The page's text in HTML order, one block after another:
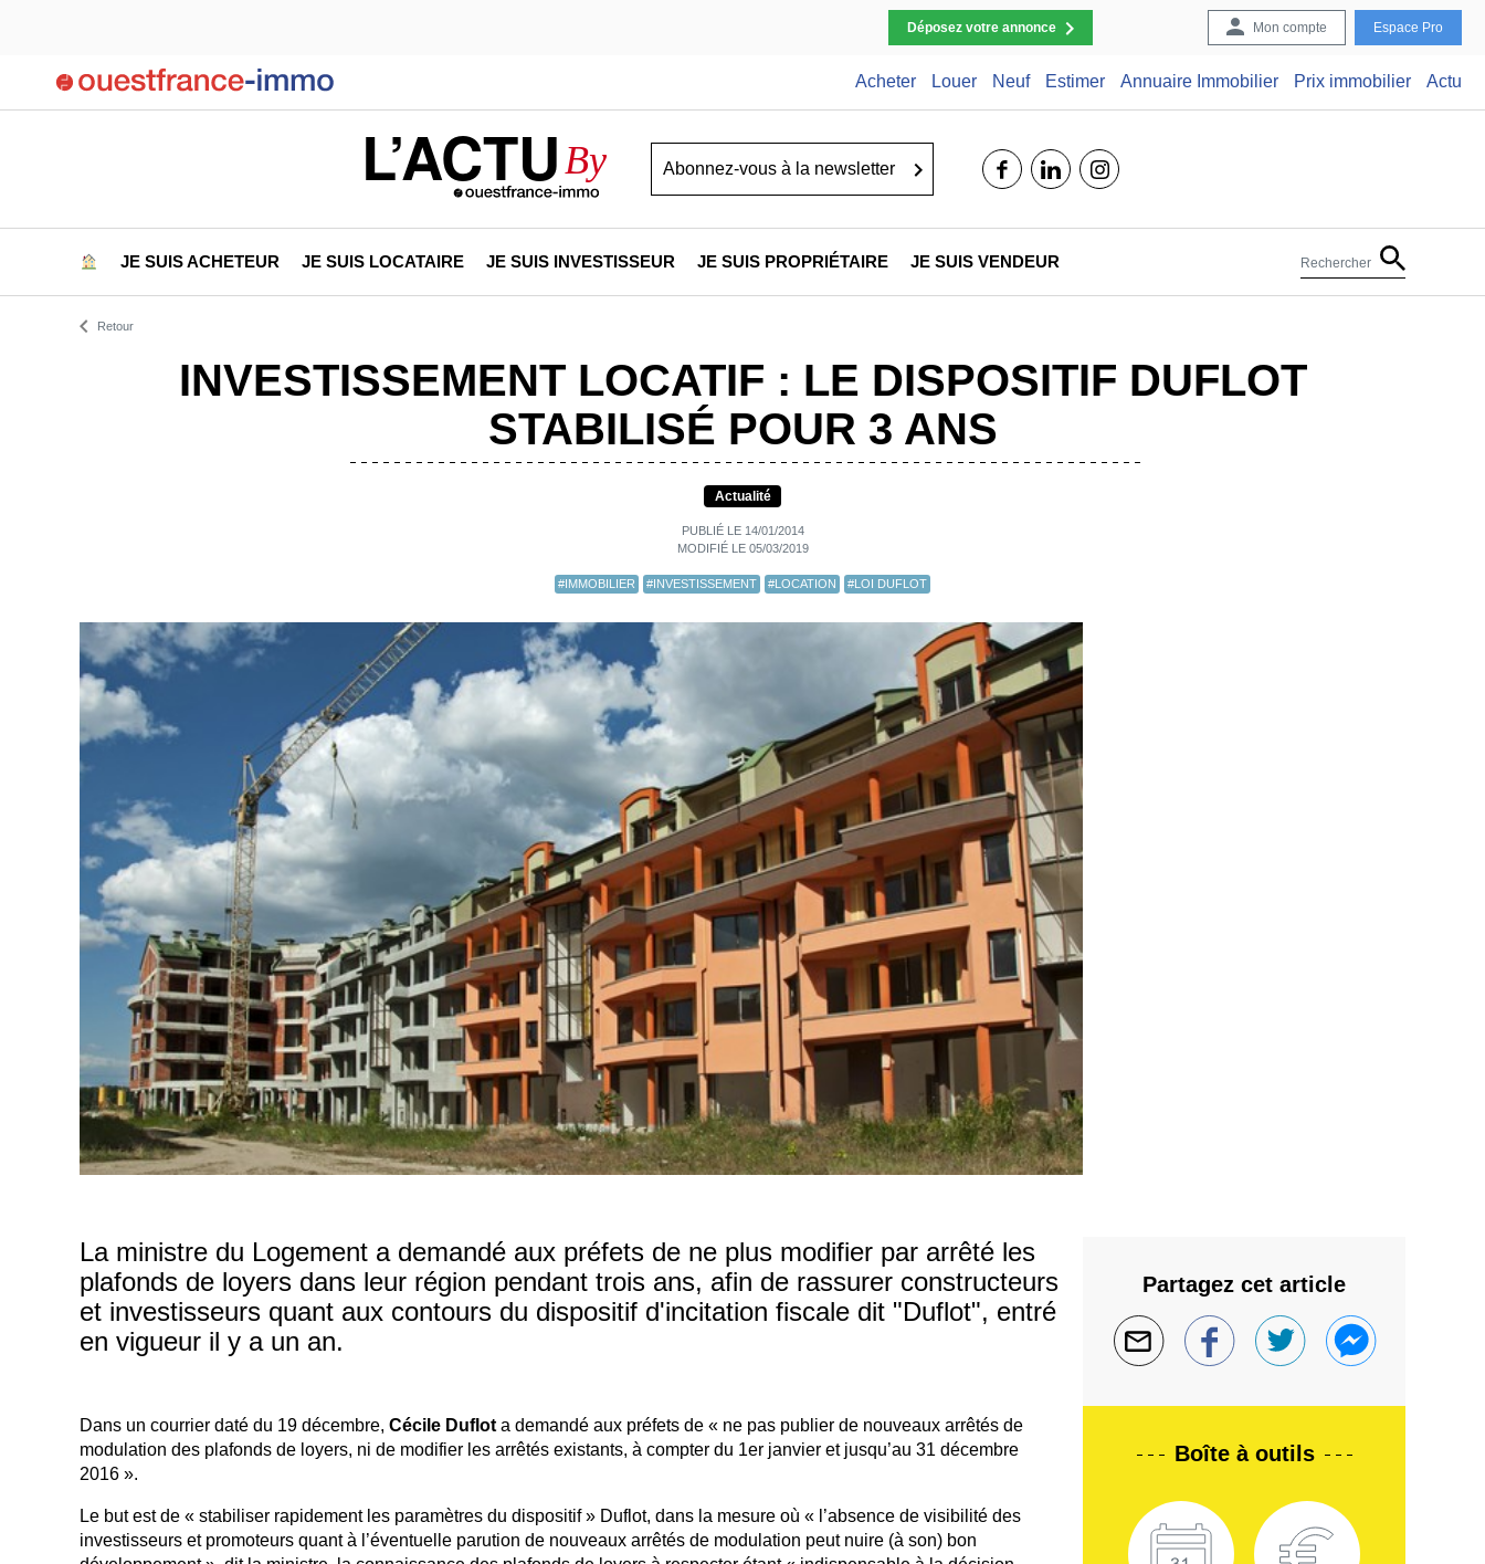
Déposez votre annonce Mon compte Espace Pro
Acheter Louer Neuf Estimer Annuaire Immobilier Prix immobilier Actu
L’ACTU By facebooklinkedin
JE SUIS ACHETEUR JE SUIS LOCATAIRE JE SUIS INVESTISSEUR JE SUIS PROPRIÉTAIRE JE SUIS VENDEUR Rechercher
Retour
INVESTISSEMENT LOCATIF : LE DISPOSITIF DUFLOT
STABILISÉ POUR 3 ANS
Actualité
PUBLIÉ LE 14/01/2014
MODIFIÉ LE 05/03/2019
#IMMOBILIER #INVESTISSEMENT #LOCATION #LOI DUFLOT
La ministre du Logement a demandé aux préfets de ne plus modifier par arrêté les
plafonds de loyers dans leur région pendant trois ans, afin de rassurer constructeurs
et investisseurs quant aux contours du dispositif d'incitation fiscale dit "Duflot", entré
en vigueur il y a un an.
Dans un courrier daté du 19 décembre, Cécile Duflot a demandé aux préfets de « ne pas publier de nouveaux arrêtés de
modulation des plafonds de loyers, ni de modifier les arrêtés existants, à compter du 1er janvier et jusqu’au 31 décembre
2016 ».
Le but est de « stabiliser rapidement les paramètres du dispositif » Duflot, dans la mesure où « l’absence de visibilité des
investisseurs et promoteurs quant à l’éventuelle parution de nouveaux arrêtés de modulation peut nuire (à son) bon
Partagez cet article
Boîte à outils